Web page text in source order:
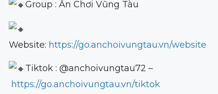
Group : Ăn Chơi Vũng Tàu
Website: https://go.anchoivungtau.vn/website
Tiktok : @anchoivungtau72 –
https://go.anchoivungtau.vn/tiktok